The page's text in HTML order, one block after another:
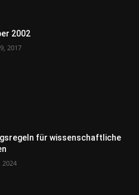
2002
2017
für wissenschaftliche
2024